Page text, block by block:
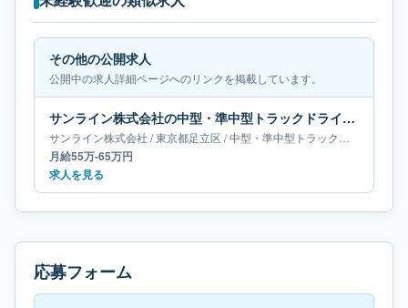
その他の公開求人
公開中の求人詳細ページへのリンクを掲載しています。
サンライン株式会社の中型・準中型トラックドライバー求人｜東京都足立区｜月給55万-65万円
サンライン株式会社 /東京都足立区 /中型・準中型トラックドライバー
月給55万-65万円
求人を見る
応募フォーム